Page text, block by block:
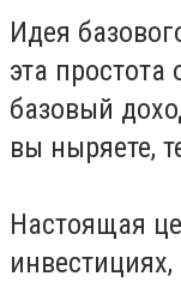
Идея
эта
базовый
вы ныряете,
Настоящая